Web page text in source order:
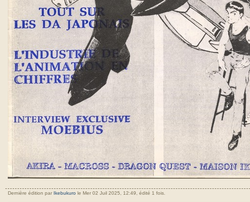
Dernière édition par Ikebukuro le Mer 02 Juil 2025, 12:49, édité 1 fois.